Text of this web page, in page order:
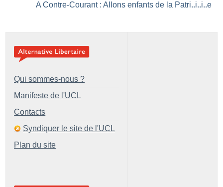
A Contre-Courant : Allons enfants de la Patri..i..i..e
Qui sommes-nous ?
Manifeste de l'UCL
Contacts
Syndiquer le site de l'UCL
Plan du site